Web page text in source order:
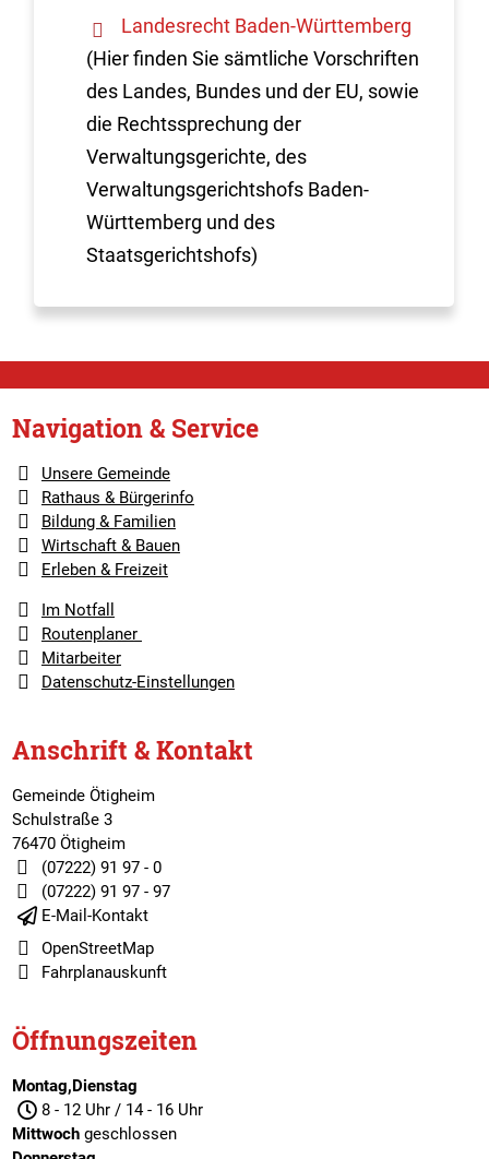
Landesrecht Baden-Württemberg
(Hier finden Sie sämtliche Vorschriften
des Landes, Bundes und der EU, sowie
die Rechtssprechung der
Verwaltungsgerichte, des
Verwaltungsgerichtshofs Baden-
Württemberg und des
Staatsgerichtshofs)
Navigation & Service
Unsere Gemeinde
Rathaus & Bürgerinfo
Bildung & Familien
Wirtschaft & Bauen
Erleben & Freizeit
Im Notfall
Routenplaner
Mitarbeiter
Datenschutz-Einstellungen
Anschrift & Kontakt
Gemeinde Ötigheim
Schulstraße 3
76470 Ötigheim
(07222) 91 97 - 0
(07222) 91 97 - 97
E-Mail-Kontakt
OpenStreetMap
Fahrplanauskunft
Öffnungszeiten
Montag,Dienstag
8 - 12 Uhr / 14 - 16 Uhr
Mittwochgeschlossen